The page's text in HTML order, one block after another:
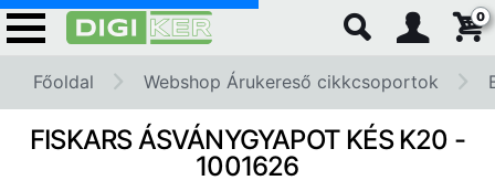
0
Főoldal Webshop Árukereső cikkcsoportok
FISKARS ÁSVÁNYGYAPOT KÉS K20 -
1001626